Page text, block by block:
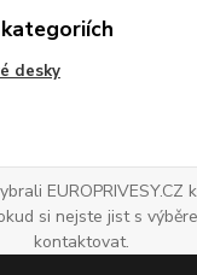
desky
EUROPRIVESY.CZ
si nejste jist s
kontaktovat.